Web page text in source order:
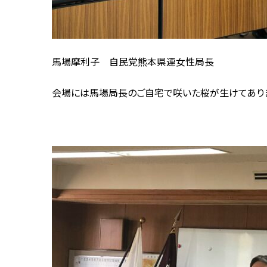
馬場摩利子 自民党熊本県連女性局長
会場には馬場局長のご自宅で咲いた桜が生けてあり